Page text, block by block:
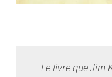
Le livre que Jim